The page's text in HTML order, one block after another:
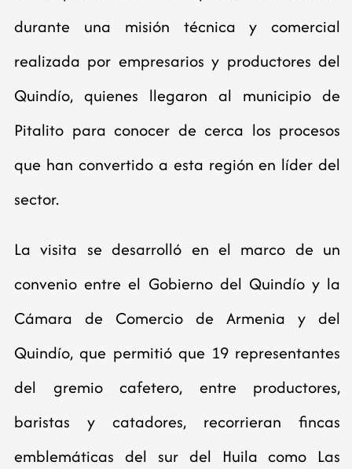
durante una misión técnica y comercial
realizada por empresarios y productores del
Quindío, quienes llegaron al municipio de
Pitalito para conocer de cerca los procesos
que han convertido a esta región en líder del
sector.
La visita se desarrolló en el marco de un
convenio entre el Gobierno del Quindío y la
Cámara de Comercio de Armenia y del
Quindío, que permitió que 19 representantes
del gremio cafetero, entre productores,
baristas y catadores, recorrieran fincas
emblemáticas del sur del Huila como Las